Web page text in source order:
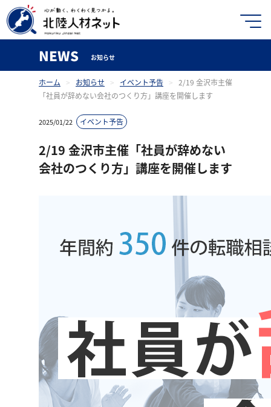
NEWS お知らせ
ホーム > お知らせ > イベント予告 > 2/19 金沢市主催
「社員が辞めない会社のつくり方」講座を開催します
2025/01/22 イベント予告
2/19 金沢市主催「社員が辞めない
会社のつくり方」講座を開催します